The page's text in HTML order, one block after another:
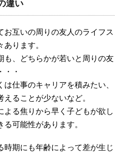
違い
お互いの周りの友人のライフス
ります。
も、どちらかが若いと周りの友
・・
仕事のキャリアを積みたい、
ることが少ないなど。
よる焦りから早く子どもが欲し
可能性があります。
時期にも年齢によって差が生じ